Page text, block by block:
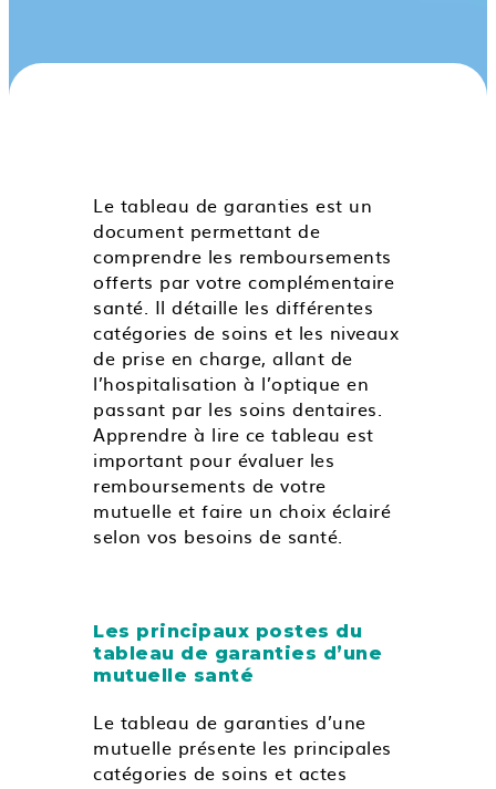
Le tableau de garanties est un
document permettant de
comprendre les remboursements
offerts par votre complémentaire
santé. Il détaille les différentes
catégories de soins et les niveaux
de prise en charge, allant de
l’hospitalisation à l’optique en
passant par les soins dentaires.
Apprendre à lire ce tableau est
important pour évaluer les
remboursements de votre
mutuelle et faire un choix éclairé
selon vos besoins de santé.
Les principaux postes du
tableau de garanties d’une
mutuelle santé
Le tableau de garanties d’une
mutuelle présente les principales
catégories de soins et actes